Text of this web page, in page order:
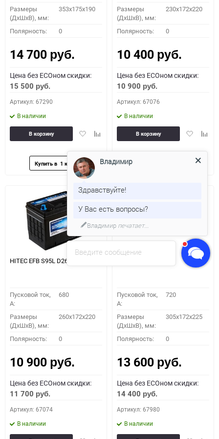
Размеры
(ДхШхВ), мм:
353x175x190
Полярность: 0
14 700 руб.
Цена без ECOном скидки:
15 500 руб.
Артикул: 67290
В наличии
Добавить
избранное
Добавить
сравнению
В корзину
Размеры
(ДхШхВ), мм:
230x172x220
Полярность: 0
10 400 руб.
Цена без ECOном скидки:
10 900 руб.
Артикул: 67076
В наличии
Добавить
избранное
В корзину
HITEC EFB S95L D26
Пусковой ток,
A:
680
Размеры
(ДхШхВ), мм:
260x172x220
Полярность: 0
10 900 руб.
Цена без ECOном скидки:
11 700 руб.
Артикул: 67074
В наличии
Пусковой ток,
A:
720
Размеры
(ДхШхВ), мм:
305х172х225
Полярность: 0
13 600 руб.
Цена без ECOном скидки:
14 400 руб.
Артикул: 67980
В наличии
Введите сообщение
Владимир
Здравствуйте!
У Вас есть вопросы?
Владимир печатает...